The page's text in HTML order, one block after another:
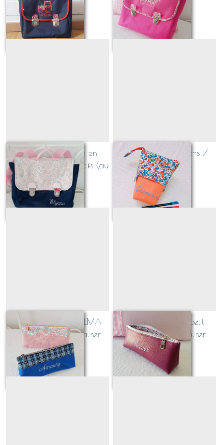
À partir de 56 € À partir de 59
cartable maternelle en
velours et rabat à motifs (au
choix!)
À partir de 69€
Trousse pot à crayons /
trousse magique!!
À partir de
Trousse à crayon ALMA
bicolore, à personnaliser
(TOILE OUTDOOR)
À partir de 35
Trousse à crayon petit
format, à personnaliser
À partir de 20